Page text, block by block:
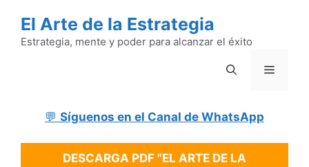
contenido
El Arte de la Estrategia
Estrategia, mente y poder para alcanzar el éxito
Menú
💬 Síguenos en el Canal de WhatsApp
DESCARGA PDF "EL ARTE DE LA